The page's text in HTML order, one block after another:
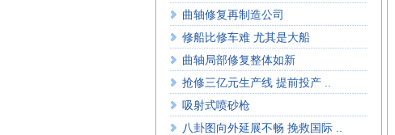
曲轴修复再制造公司
修船比修车难 尤其是大船
曲轴局部修复整体如新
抢修三亿元生产线 提前投产 ..
吸射式喷砂枪
八卦图向外延展不畅 挽救国际 ..